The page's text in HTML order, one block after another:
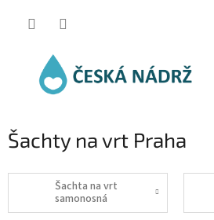
Šachty na vrt Praha
Šachta na vrt
samonosná